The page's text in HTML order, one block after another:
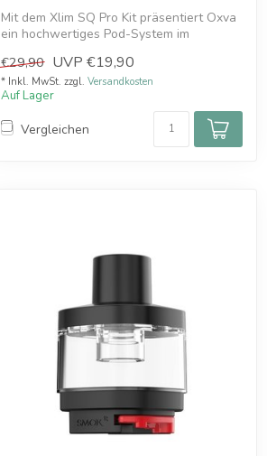
Mit dem Xlim SQ Pro Kit präsentiert Oxva
ein hochwertiges Pod-System im
€29,90 UVP €19,90
* Inkl. MwSt. zzgl. Versandkosten
Auf Lager
Vergleichen